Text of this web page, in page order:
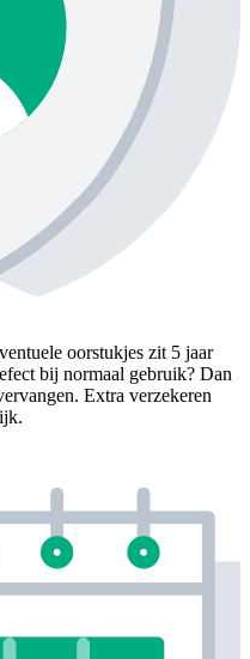
oorstukjes zit 5 jaar
bij normaal gebruik? Dan
Extra verzekeren